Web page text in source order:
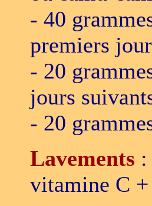
- 40
premiers
- 20
jours
- 20
Lavements
vitamine C